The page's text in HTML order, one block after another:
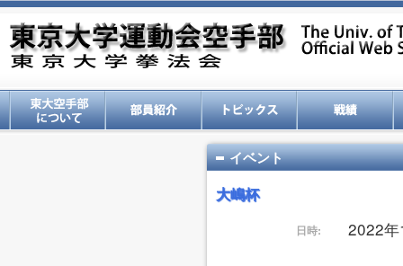
イベント
大嶋杯
日時: 2022